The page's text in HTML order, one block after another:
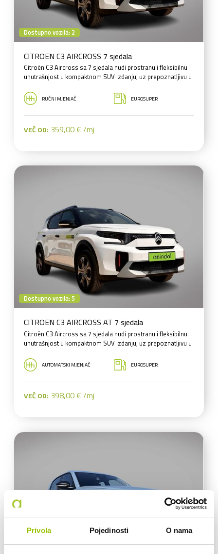
Privola Pojedinosti O nama
Dostupno vozila: 2
CITROEN C3 AIRCROSS 7 sjedala
Citroën C3 Aircross sa 7 sjedala nudi prostranu i fleksibilnu
unutrašnjost u kompaktnom SUV izdanju, uz prepoznatljivu u
RUČNI MJENJAČ EUROSUPER
VEĆ OD: 359,00 € /mj
Dostupno vozila: 5
CITROEN C3 AIRCROSS AT 7 sjedala
Citroën C3 Aircross sa 7 sjedala nudi prostranu i fleksibilnu
unutrašnjost u kompaktnom SUV izdanju, uz prepoznatljivu u
AUTOMATSKI MJENJAČ EUROSUPER
VEĆ OD: 398,00 € /mj